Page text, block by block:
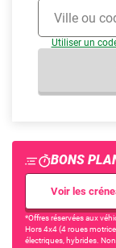
Ville ou
Utiliser un
BONS
Voir les
*Offres réservées aux
Hors 4x4 (4 roues
électriques, hybrides.